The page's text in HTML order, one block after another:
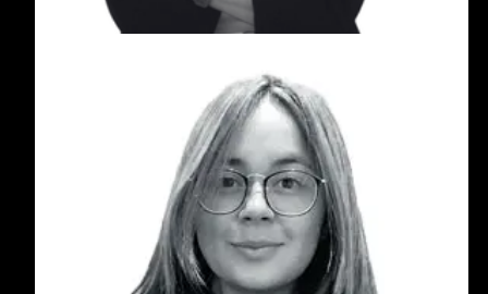
Steffania Corredor
Steffania Corredor es ingeniera industrial con
más de 10 años de experiencia en consultoría